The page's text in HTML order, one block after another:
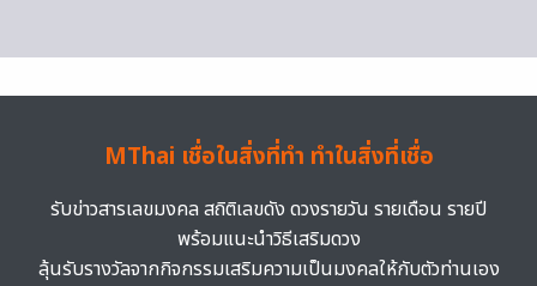
MThai เชื่อในสิ่งที่ทำ ทำในสิ่งที่เชื่อ
รับข่าวสารเลขมงคล สถิติเลขดัง ดวงรายวัน รายเดือน รายปี
พร้อมแนะนำวิธีเสริมดวง
ลุ้นรับรางวัลจากกิจกรรมเสริมความเป็นมงคลให้กับตัวท่านเอง